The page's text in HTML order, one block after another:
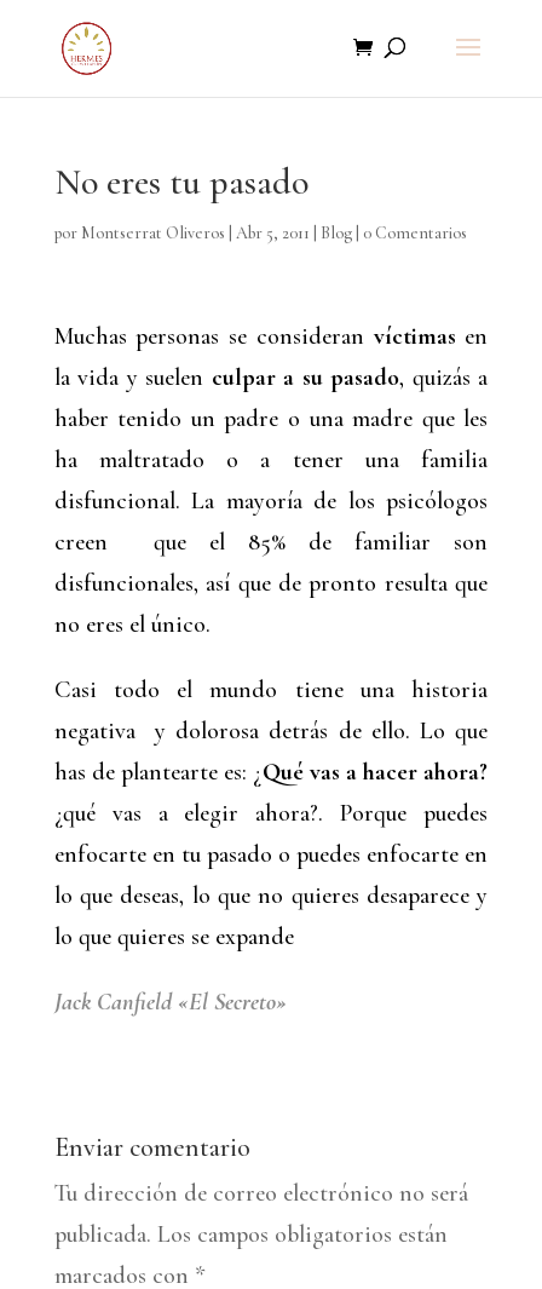
No eres tu pasado
por Montserrat Oliveros Abr 5, 2011 Blog| 0 Comentarios
Muchas personas se consideran víctimas en
la vida y suelen culpar a su pasado, quizás a
haber tenido un padre o una madre que les
ha maltratado o a tener una familia
disfuncional. La mayoría de los psicólogos
creen que el 85% de familiar son
disfuncionales, así que de pronto resulta que
no eres el único.
Casi todo el mundo tiene una historia
negativa y dolorosa detrás de ello. Lo que
has de plantearte es: ¿Qué vas a hacer ahora?
¿qué vas a elegir ahora?. Porque puedes
enfocarte en tu pasado o puedes enfocarte en
lo que deseas, lo que no quieres desaparece y
lo que quieres se expande
Jack Canfield «El Secreto»
Enviar comentario
Tu dirección de correo electrónico no será
publicada. Los campos obligatorios están
marcados con *